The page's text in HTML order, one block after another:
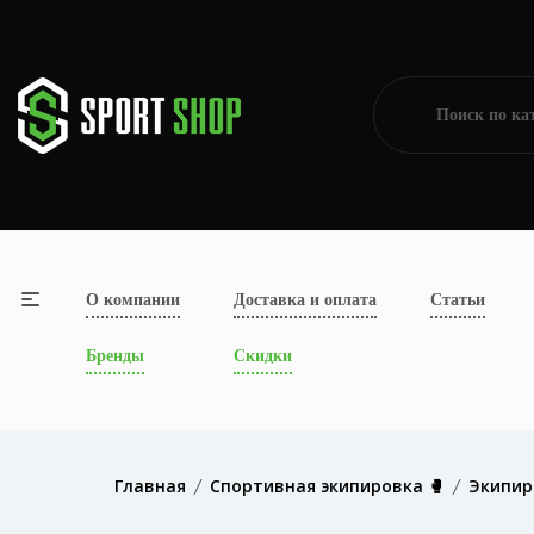
О компании Доставка и оплата Статьи
Бренды Скидки
Главная Спортивная экипировка 🥊